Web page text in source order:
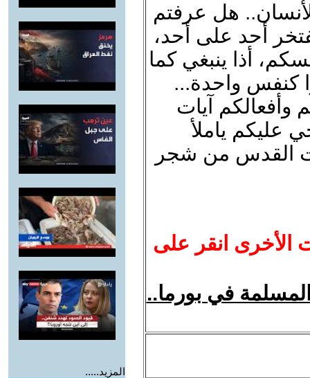
هل عرفتم
أحد على أحد،
أذا ينبغي كما
كنفس واحدة...
وأفعالكم آيات
عليكم ياملأ
القدس من شجر
الأخرى انقر على
في بورما..
المزيد.....